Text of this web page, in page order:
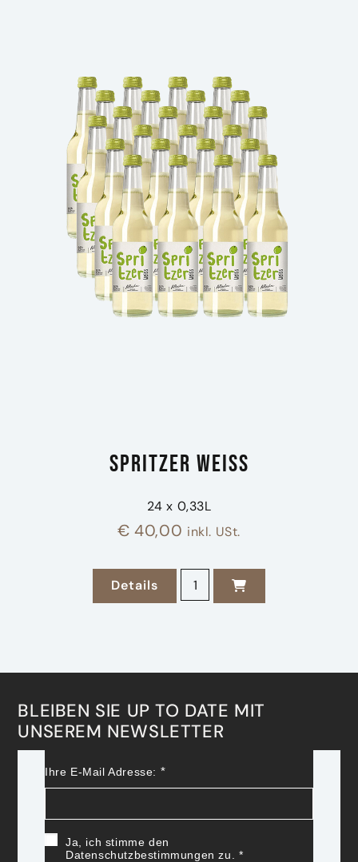
Spritzer weiss
24 x 0,33L
€ 40,00 inkl. USt.
Details zu Spritzer weiss
Spritzer weiss Menge
BLEIBEN SIE UP TO DATE MIT
UNSEREM NEWSLETTER
Ihre E-Mail Adresse:
Ja, ich stimme den
Datenschutzbestimmungen zu.